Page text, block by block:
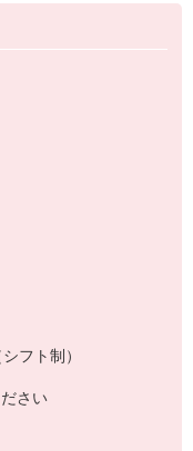
メニューも担当してい
フト制）
さい